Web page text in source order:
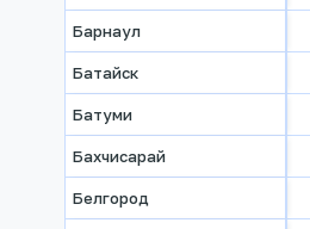
Барнаул
Батайск
Батуми
Бахчисарай
Белгород